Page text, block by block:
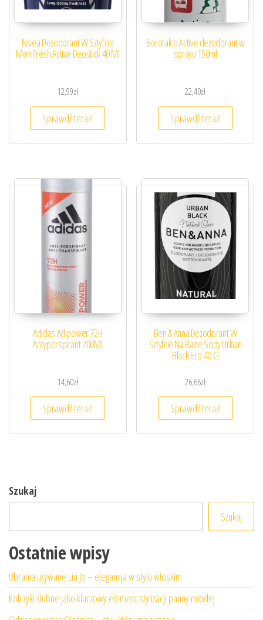
Nivea Dezodorant W Sztyfcie
Men Fresh Active Deostick 40 Ml
12,99zł
Sprawdź teraz!
Borotalco Active dezodorant w
sprayu 150ml
22,40zł
Sprawdź teraz!
Adidas Adipower 72H
Antyperspirant 200Ml
14,60zł
Sprawdź teraz!
Ben & Anna Dezodorant W
Sztyfcie Na Bazie Sody Urban
Black Eco 40 G
26,66zł
Sprawdź teraz!
Szukaj
Szukaj
Ostatnie wpisy
Ubrania używane Liu Jo – elegancja w stylu włoskim
Kolczyki ślubne jako kluczowy element stylizacji panny młodej